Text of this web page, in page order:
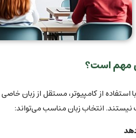
مهم است؟
از کامپیوتر، مستقل از زبان
نیستند. انتخاب زبان مناسب می‌تواند: